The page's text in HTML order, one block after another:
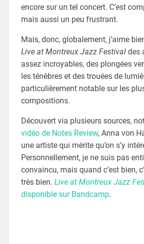
encore sur un tel concert. C’est
mais aussi un peu frustrant.
Mais, donc, globalement, j’aime
Live at Montreux Jazz Festivaldes
assez incroyables, des plongées
les ténèbres et des trouées de
particulièrement notable sur les
compositions.
Découvert via plusieurs sources,
vidéo de Notes Review, Anna von
une artiste qui mérite qu’on s’y
Personnellement, je ne suis pas
convaincu, mais quand c’est bien,
très bien. Live at Montreux Jazz
disponible sur Bandcamp.